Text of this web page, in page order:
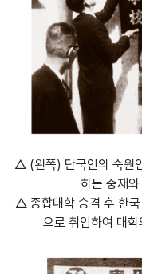
△ (왼쪽) 단국인의 숙원
하는 중재
△ 종합대학 승격 후 한
으로 취임하여 대